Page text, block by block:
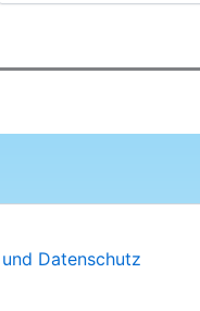
Datenschutz